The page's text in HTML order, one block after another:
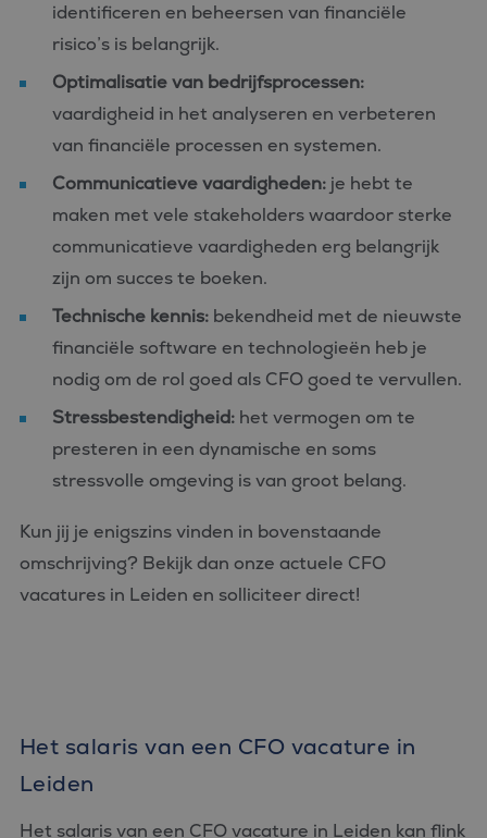
identificeren en beheersen van financiële
risico’s is belangrijk.
Optimalisatie van bedrijfsprocessen:
vaardigheid in het analyseren en verbeteren
van financiële processen en systemen.
Communicatieve vaardigheden: je hebt te
maken met vele stakeholders waardoor sterke
communicatieve vaardigheden erg belangrijk
zijn om succes te boeken.
Technische kennis: bekendheid met de nieuwste
financiële software en technologieën heb je
nodig om de rol goed als CFO goed te vervullen.
Stressbestendigheid: het vermogen om te
presteren in een dynamische en soms
stressvolle omgeving is van groot belang.
Kun jij je enigszins vinden in bovenstaande
omschrijving? Bekijk dan onze actuele CFO
vacatures in Leiden en solliciteer direct!
Het salaris van een CFO vacature in
Leiden
Het salaris van een CFO vacature in Leiden kan flink